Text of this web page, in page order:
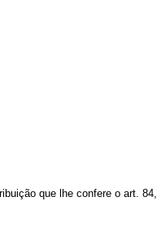
que lhe confere o art. 84,